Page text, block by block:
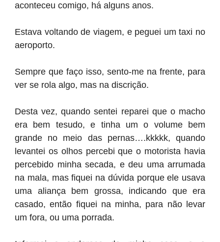
aconteceu comigo, há alguns anos.
Estava voltando de viagem, e peguei um taxi no
aeroporto.
Sempre que faço isso, sento-me na frente, para
ver se rola algo, mas na discrição.
Desta vez, quando sentei reparei que o macho
era bem tesudo, e tinha um o volume bem
grande no meio das pernas….kkkkk, quando
levantei os olhos percebi que o motorista havia
percebido minha secada, e deu uma arrumada
na mala, mas fiquei na dúvida porque ele usava
uma aliança bem grossa, indicando que era
casado, então fiquei na minha, para não levar
um fora, ou uma porrada.